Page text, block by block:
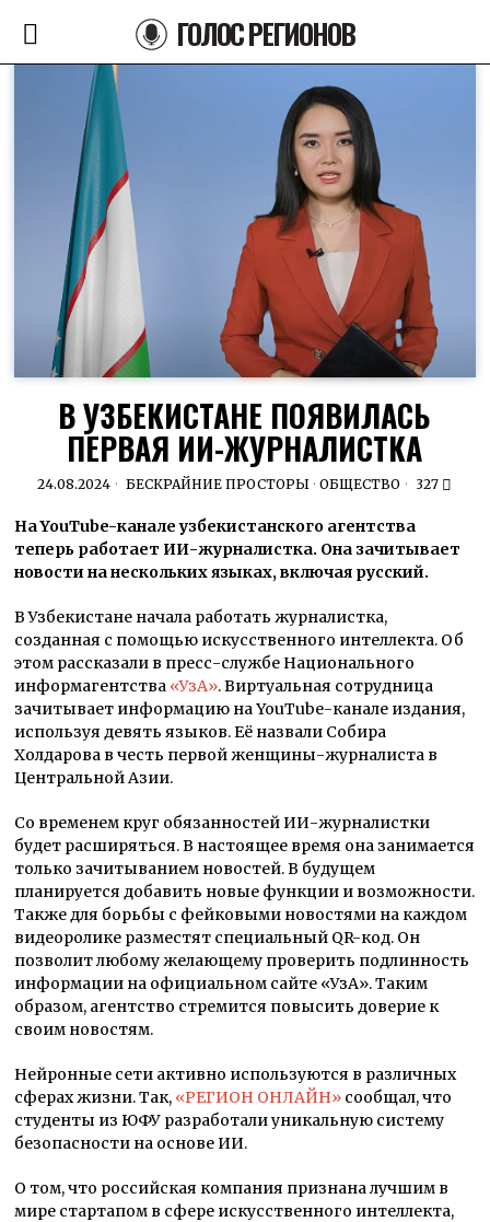
ГОЛОС РЕГИОНОВ
В УЗБЕКИСТАНЕ ПОЯВИЛАСЬ
ПЕРВАЯ ИИ-ЖУРНАЛИСТКА
24.08.2024 БЕСКРАЙНИЕ ПРОСТОРЫ · ОБЩЕСТВО 327
На YouTube-канале узбекистанского агентства
теперь работает ИИ-журналистка. Она зачитывает
новости на нескольких языках, включая русский.
В Узбекистане начала работать журналистка,
созданная с помощью искусственного интеллекта. Об
этом рассказали в пресс-службе Национального
информагентства «УзА». Виртуальная сотрудница
зачитывает информацию на YouTube-канале издания,
используя девять языков. Её назвали Собира
Холдарова в честь первой женщины-журналиста в
Центральной Азии.
Со временем круг обязанностей ИИ-журналистки
будет расширяться. В настоящее время она занимается
только зачитыванием новостей. В будущем
планируется добавить новые функции и возможности.
Также для борьбы с фейковыми новостями на каждом
видеоролике разместят специальный QR-код. Он
позволит любому желающему проверить подлинность
информации на официальном сайте «УзА». Таким
образом, агентство стремится повысить доверие к
своим новостям.
Нейронные сети активно используются в различных
сферах жизни. Так, «РЕГИОН ОНЛАЙН» сообщал, что
студенты из ЮФУ разработали уникальную систему
безопасности на основе ИИ.
О том, что российская компания признана лучшим в
мире стартапом в сфере искусственного интеллекта,